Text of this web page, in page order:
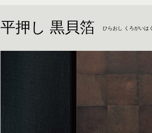
平押し 黒貝箔 ひらおし くろがいは